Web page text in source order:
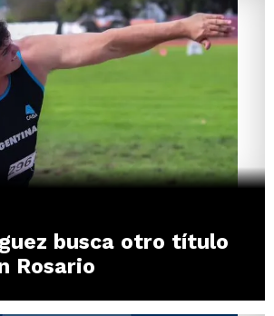
busca otro título
Rosario